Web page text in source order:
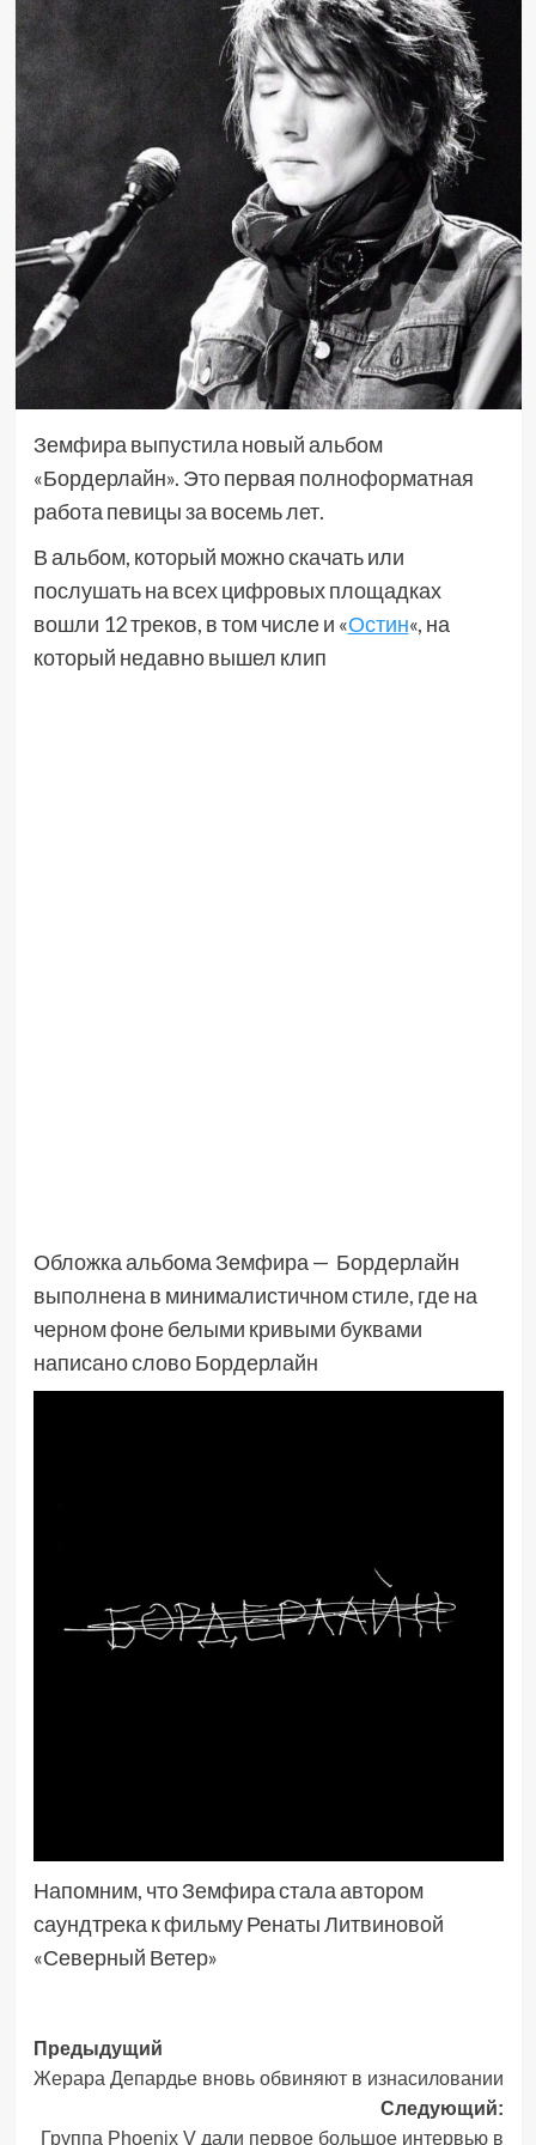
Земфира выпустила новый альбом
«Бордерлайн». Это первая полноформатная
работа певицы за восемь лет.
В альбом, который можно скачать или
послушать на всех цифровых площадках
вошли 12 треков, в том числе и «Остин«, на
который недавно вышел клип
Обложка альбома Земфира — Бордерлайн
выполнена в минималистичном стиле, где на
черном фоне белыми кривыми буквами
написано слово Бордерлайн
Напомним, что Земфира стала автором
саундтрека к фильму Ренаты Литвиновой
«Северный Ветер»
Навигация
записи
Предыдущий
Жерара Депардье вновь обвиняют в изнасиловании
Следующий:
Группа Phoenix V дали первое большое интервью в